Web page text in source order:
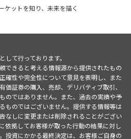
ケットを知り、未来を描く
て行っております。
できると考える情報源から提供されたもの
確性や完全性について意見を表明し、また
証券の購入、売却、デリバティブ取引、
のではありません。また、過去の実績や予
ものではございません。提供する情報等は
なしに変更または削除されることがござい
依拠してお客様が取った行動の結果に対し
投資にかかる最終決定は、お客様ご自身の